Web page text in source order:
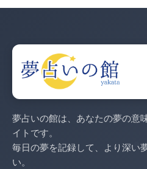
夢占いの館は、あなたの夢の意
イトです。
毎日の夢を記録して、より深い
い。